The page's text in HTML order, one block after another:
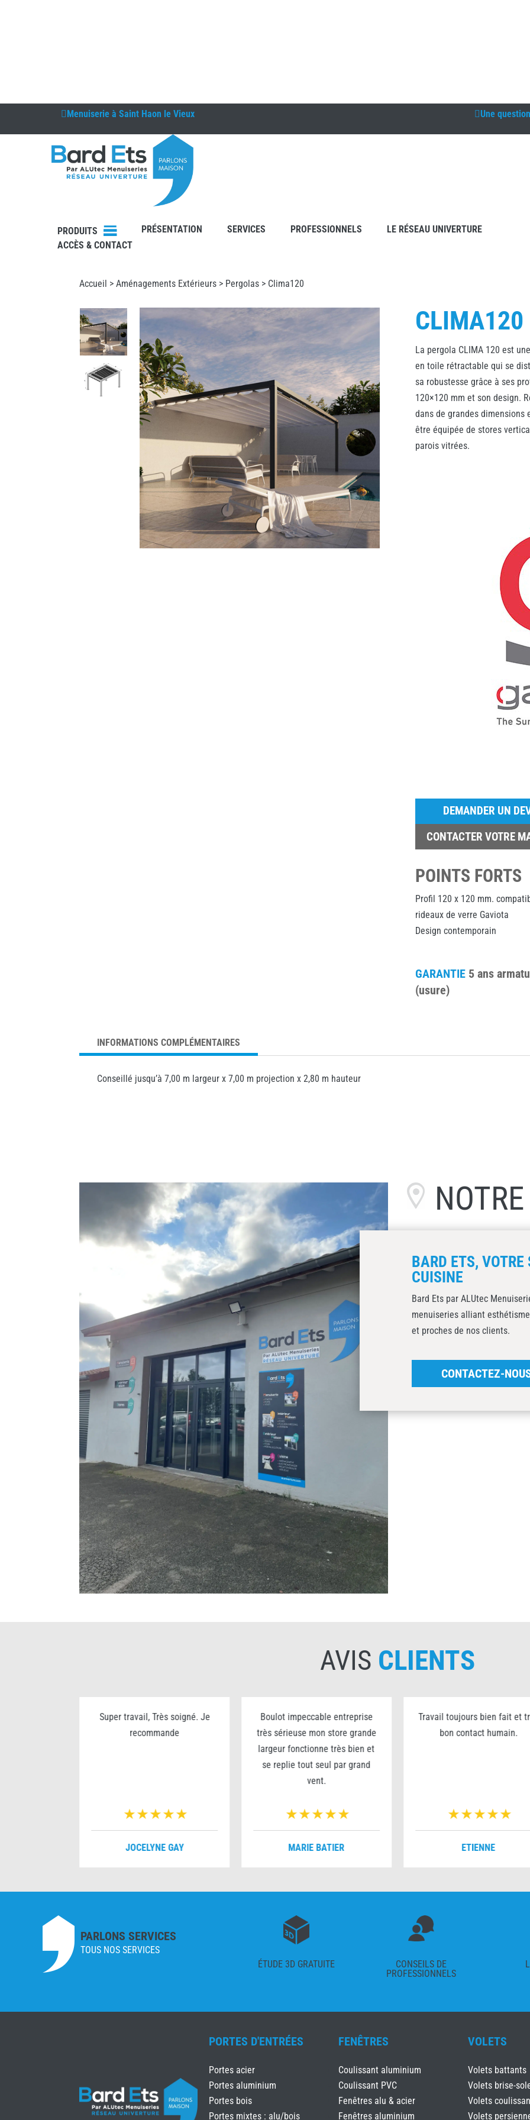
Menuiserie à Saint Haon le Vieux Une
PRODUITS PRÉSENTATION SERVICES PROFESSIONNELS
LE RÉSEAU UNIVERTURE
ACCÈS & CONTACT
Accueil >Aménagements Extérieurs > Pergolas > Clima120
CLIMA120
La pergola CLIMA 120 est
en toile rétractable qui se
sa robustesse grâce à ses
120×120 mm et son design.
dans de grandes dimensions
être équipée de stores
parois vitrées.
DEMANDER UN
CONTACTER VOTRE
POINTS FORTS
Profil 120 x 120 mm.
rideaux de verre Gaviota
Design contemporain
GARANTIE 5 ans
(usure)
INFORMATIONS COMPLÉMENTAIRES
Conseillé jusqu’à 7,00 m largeur x 7,00 m projection x 2,80 m hauteur
BARD ETS,
CUISINE
Bard Ets par ALUtec
menuiseries alliant
et proches de nos clients.
CONTACTEZ-
AVIS CLIENTS
Super travail, Très soigné. Je
recommande
JOCELYNE GAY
Boulot impeccable entreprise
très sérieuse mon store grande
largeur fonctionne très bien et
se replie tout seul par grand
vent.
MARIE BATIER
Travail toujours bien fait et
bon contact humain.
ETIENNE
PARLONS SERVICES
TOUS NOS SERVICES
ÉTUDE 3D GRATUITE
CONSEILS DE
PROFESSIONNELS
PORTES D'ENTRÉES
Portes acier
Portes aluminium
Portes bois
Portes mixtes : alu/bois
FENÊTRES
Coulissant aluminium
Coulissant PVC
Fenêtres alu & acier
Fenêtres aluminium
VOLETS
Volets battants
Volets brise-
Volets
Volets